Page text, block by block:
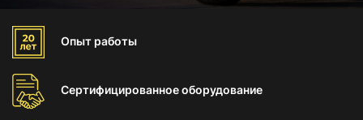
Опыт работы
Сертифицированноеоборудование